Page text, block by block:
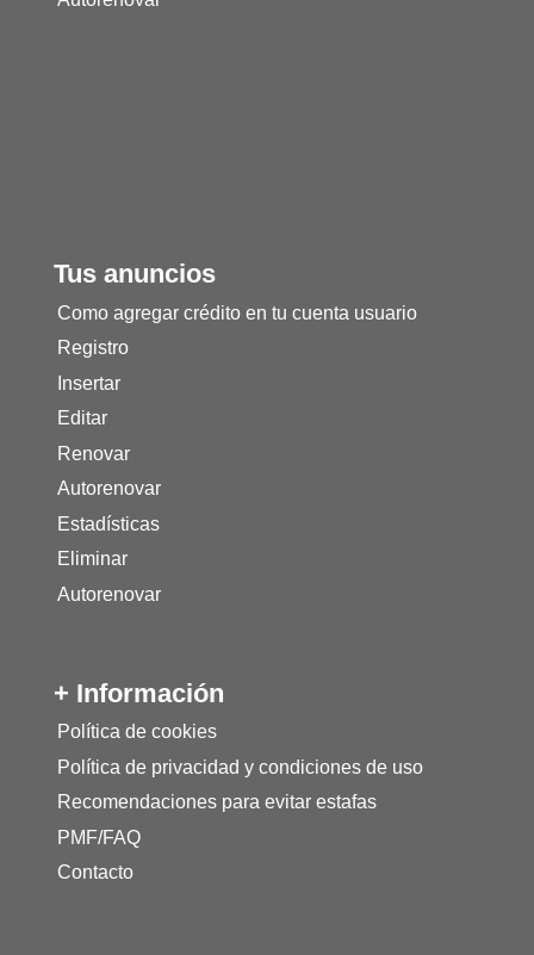
Tus anuncios
Como agregar crédito en tu cuenta usuario
Registro
Insertar
Editar
Renovar
Autorenovar
Estadísticas
Eliminar
Autorenovar
+ Información
Política de cookies
Política de privacidad y condiciones de uso
Recomendaciones para evitar estafas
PMF/FAQ
Contacto